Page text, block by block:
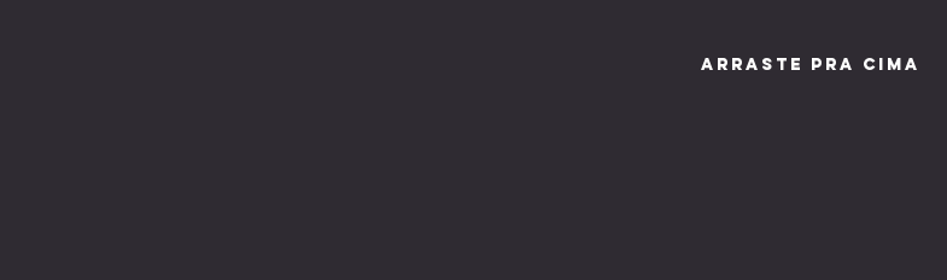
arraste pra cima